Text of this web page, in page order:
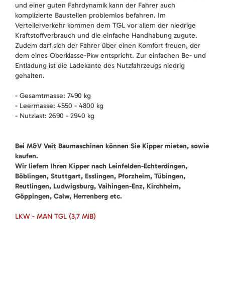
und einer guten Fahrdynamik kann der Fahrer auch
komplizierte Baustellen problemlos befahren. Im
Verteilerverkehr kommen dem TGL vor allem der niedrige
Kraftstoffverbrauch und die einfache Handhabung zugute.
Zudem darf sich der Fahrer über einen Komfort freuen, der
dem eines Oberklasse-Pkw entspricht. Zur einfachen Be- und
Entladung ist die Ladekante des Nutzfahrzeugs niedrig
gehalten.
- Gesamtmasse: 7490 kg
- Leermasse: 4550 - 4800 kg
- Nutzlast: 2690 - 2940 kg
Bei M&V Veit Baumaschinen können Sie Kipper mieten, sowie
kaufen.
Wir liefern Ihren Kipper nach Leinfelden-Echterdingen,
Böblingen, Stuttgart, Esslingen, Pforzheim, Tübingen,
Reutlingen, Ludwigsburg, Vaihingen-Enz, Kirchheim,
Göppingen, Calw, Herrenberg etc.
LKW - MAN TGL (3,7 MiB)